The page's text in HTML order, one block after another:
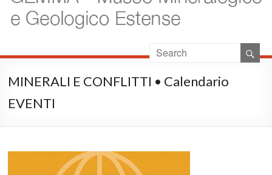
MINERALI E CONFLITTI • Calendario
EVENTI